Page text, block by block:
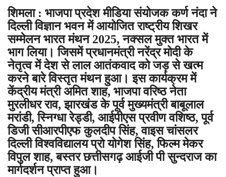
शिमला : भाजपा प्रदेश मीडिया संयोजक कर्ण नंदा ने
दिल्ली विज्ञान भवन में आयोजित राष्ट्रीय शिखर
सम्मेलन भारत मंथन 2025, नक्सल मुक्त भारत में
भाग लिया। जिसमें प्रधानमंत्री नरेंद्र मोदी के
नेतृत्व में देश से लाल आतंकवाद को जड़ से खत्म
करने बारे विस्तृत मंथन हुआ। इस कार्यक्रम में
केंद्रीय मंत्री अमित शाह, भाजपा वरिष्ठ नेता
मुरलीधर राव, झारखंड के पूर्व मुख्यमंत्री बाबूलाल
मरांडी, स्निग्धा रेड्डी, आईपीएस प्रवीण वशिष्ठ, पूर्व
डिजी सीआरपीएफ कुलदीप सिंह, वाइस चांसलर
दिल्ली विश्वविद्यालय प्रो योगेश सिंह, फिल्म मेकर
विपुल शाह, बस्तर छत्तीसगढ़ आईजी पी सुन्दराज का
मार्गदर्शन प्राप्त हुआ।